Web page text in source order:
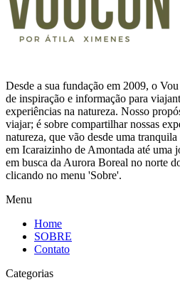
Desde a sua fundação em 2009, o
de inspiração e informação para
experiências na natureza. Nosso
viajar; é sobre compartilhar nossas
natureza, que vão desde uma
em Icaraizinho de Amontada até uma
em busca da Aurora Boreal no norte
clicando no menu 'Sobre'.
Menu
Home
SOBRE
Contato
Categorias